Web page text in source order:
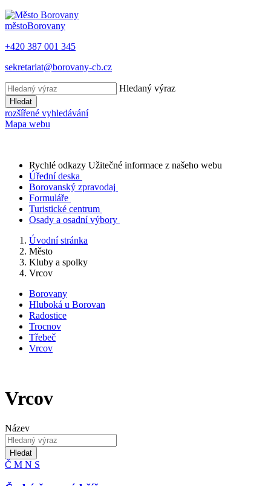
městoBorovany
+420 387 001 345
sekretariat@borovany-cb.cz
Hledaný výraz
Hledat
rozšířené vyhledávání
Mapa webu
Rychlé odkazy Užitečné informace z našeho webu
Úřední deska
Borovanský zpravodaj
Formuláře
Turistické centrum
Osady a osadní výbory
Úvodní stránka
Město
Kluby a spolky
Vrcov
Borovany
Hluboká u Borovan
Radostice
Trocnov
Třebeč
Vrcov
Vrcov
Název
Hledat
Č M N S